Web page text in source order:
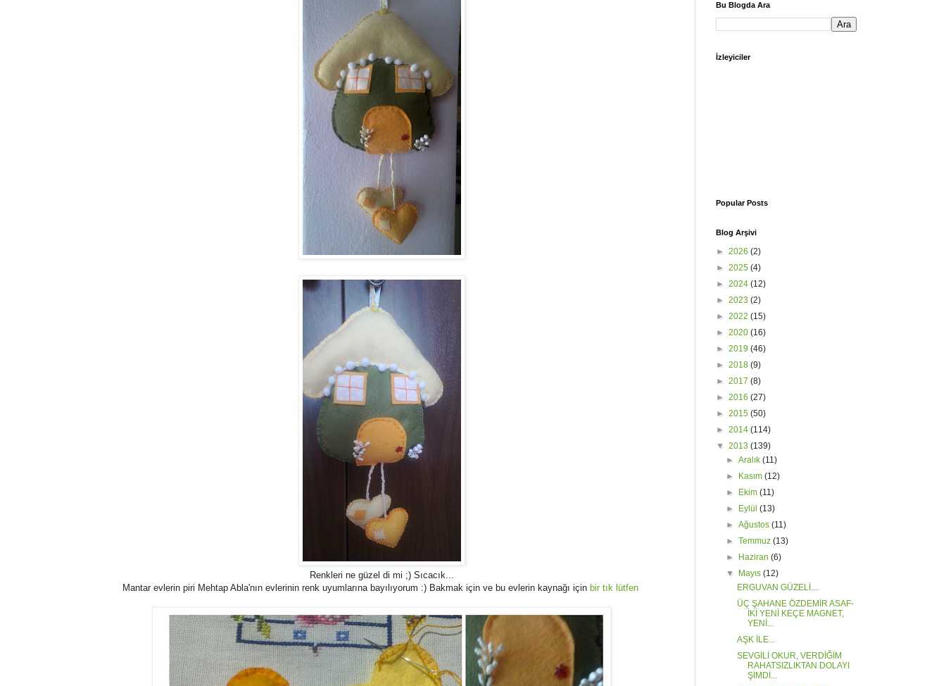
Renkleri ne güzel di mi ;) Sıcacık...
Mantar evlerin piri Mehtap Abla'nın evlerinin renk uyumlarına bayılıyorum :) Bakmak için ve bu evlerin kaynağı içinbir tık lütfen
Bu Blogda Ara
İzleyiciler
Popular Posts
Blog Arşivi
► 2026 (2)
► 2025 (4)
► 2024 (12)
► 2023 (2)
► 2022 (15)
► 2020 (16)
► 2019 (46)
► 2018 (9)
► 2017 (8)
► 2016 (27)
► 2015 (50)
► 2014 (114)
▼ 2013 (139)
►Aralık(11)
►
Kasım(12)
►
Ekim(11)
►
Eylül(13)
►Ağustos(11)
►Temmuz(13)
►
Haziran(6)
▼
Mayıs(12)
ERGUVAN GÜZELİ....
ÜÇ ŞAHANE ÖZDEMİR ASAF-
İKİ YENİ KEÇE MAGNET,
YENİ...
AŞK İLE...
SEVGİLİ OKUR, VERDİĞİM
RAHATSIZLIKTAN DOLAYI
ŞİMDİ...